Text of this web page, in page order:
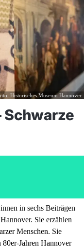
Historisches Museum Hannover
Schwarze
in sechs Beiträgen
Sie erzählen
Menschen. Sie
Jahren Hannover